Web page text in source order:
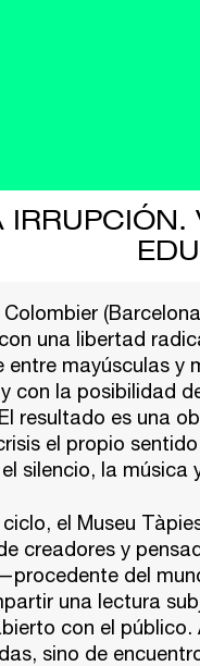
Colombier
una libertad
entre mayúsculas y
con la posibilidad
resultado es una
el propio
silencio, la música
el Museu
creadores y
del
una lectura
con el
sino de